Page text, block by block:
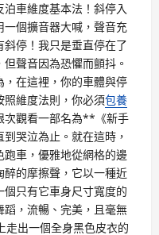
泊車維度基本法！斜停入
個擴音器大喊，聲音充
停！我只是垂直停在了
聲音因為恐懼而顫抖。
，在這裡，你的車體與停
維度法則，你必須包養
次觀看一部名為**《新手
哭泣為止。就在這時，
車，優雅地從網格的邊
的摩擦聲，它以一種近
只有它車身尺寸寬度的
，流暢、完美，且毫無
出一個全身黑色皮衣的